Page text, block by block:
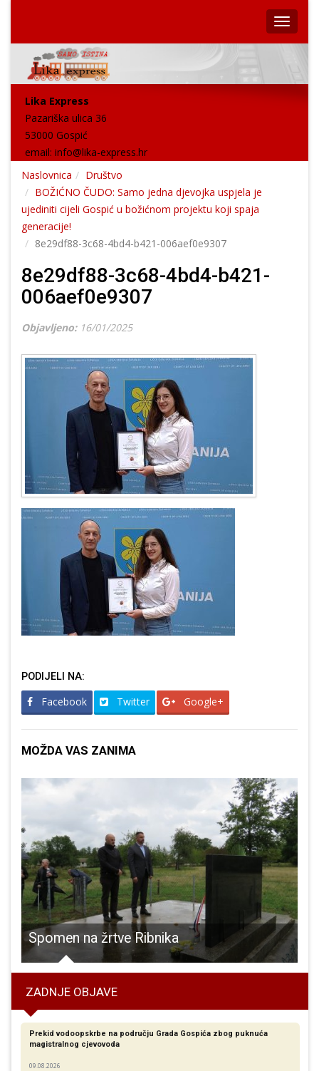
Lika Express
Pazariška ulica 36
53000 Gospić
email: info@lika-express.hr
Naslovnica
Društvo
BOŽIĆNO ČUDO: Samo jedna djevojka uspjela je
ujediniti cijeli Gospić u božićnom projektu koji spaja
generacije!
8e29df88-3c68-4bd4-b421-006aef0e9307
8e29df88-3c68-4bd4-b421-
006aef0e9307
Objavljeno: 16/01/2025
PODIJELI NA:
Facebook Twitter Google+
MOŽDA VAS ZANIMA
Spomen na žrtve Ribnika
ZADNJE OBJAVE
Prekid vodoopskrbe na području Grada Gospića zbog puknuća
magistralnog cjevovoda
09.08.2026